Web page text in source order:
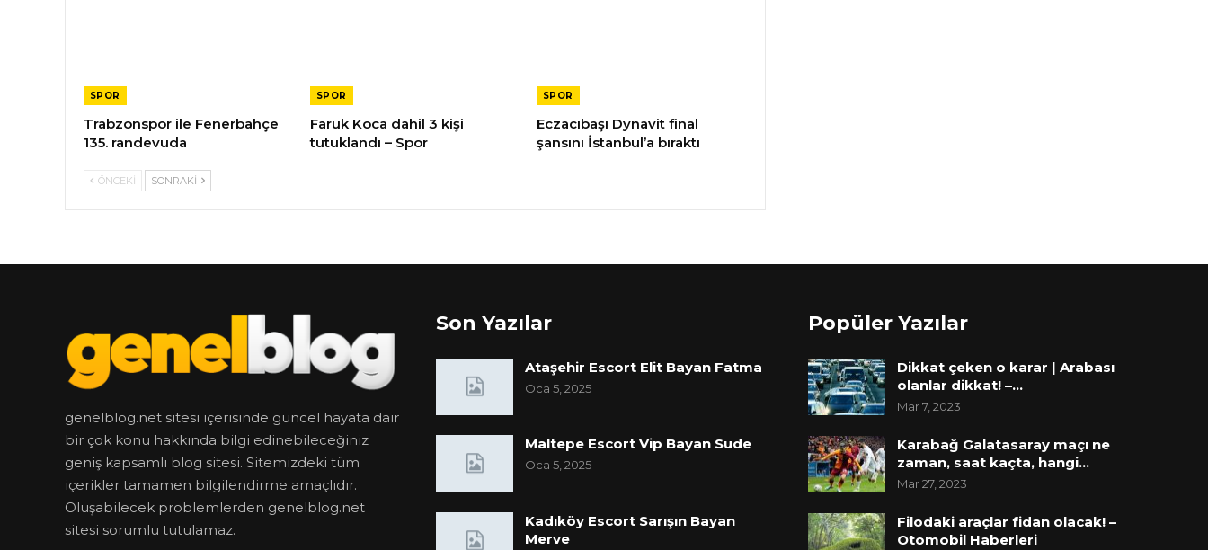
SPOR
Trabzonspor ile Fenerbahçe
135. randevuda
SPOR
Faruk Koca dahil 3 kişi
tutuklandı – Spor
SPOR
Eczacıbaşı Dynavit final
şansını İstanbul’a bıraktı
ÖNCEKI SONRAKI
genelblog.net sitesi içerisinde güncel hayata dair
bir çok konu hakkında bilgi edinebileceğiniz
geniş kapsamlı blog sitesi. Sitemizdeki tüm
içerikler tamamen bilgilendirme amaçlıdır.
Oluşabilecek problemlerden genelblog.net
sitesi sorumlu tutulamaz.
Son Yazılar
Ataşehir Escort Elit Bayan Fatma
Oca 5, 2025
Maltepe Escort Vip Bayan Sude
Oca 5, 2025
Kadıköy Escort Sarışın Bayan
Merve
Popüler Yazılar
Dikkat çeken o karar | Arabası
olanlar dikkat! –…
Mar 7, 2023
Karabağ Galatasaray maçı ne
zaman, saat kaçta, hangi…
Mar 27, 2023
Filodaki araçlar fidan olacak! –
Otomobil Haberleri